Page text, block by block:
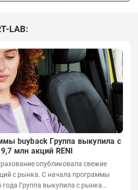
LAB:
buyback Группа выкупила с
млн акций RENI
опубликовала свежие
с рынка. C начала программы
года Группа выкупила с рынка